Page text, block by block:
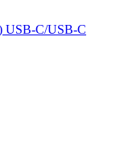
USB-C/USB-C